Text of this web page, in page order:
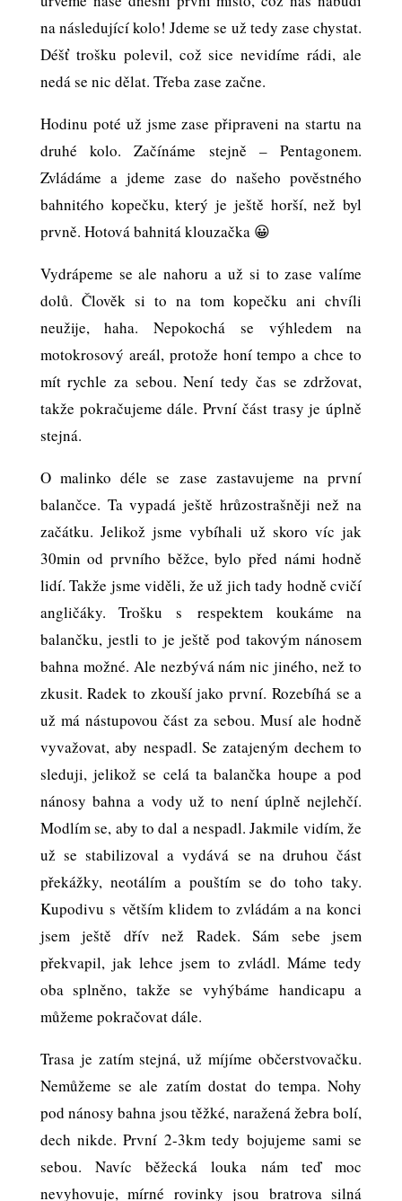
na následující kolo! Jdeme se už tedy zase chystat.
Déšť trošku polevil, což sice nevidíme rádi, ale
nedá se nic dělat. Třeba zase začne.
Hodinu poté už jsme zase připraveni na startu na
druhé kolo. Začínáme stejně – Pentagonem.
Zvládáme a jdeme zase do našeho pověstného
bahnitého kopečku, který je ještě horší, než byl
prvně. Hotová bahnitá klouzačka 😀
Vydrápeme se ale nahoru a už si to zase valíme
dolů. Člověk si to na tom kopečku ani chvíli
neužije, haha. Nepokochá se výhledem na
motokrosový areál, protože honí tempo a chce to
mít rychle za sebou. Není tedy čas se zdržovat,
takže pokračujeme dále. První část trasy je úplně
stejná.
O malinko déle se zase zastavujeme na první
balančce. Ta vypadá ještě hrůzostrašněji než na
začátku. Jelikož jsme vybíhali už skoro víc jak
30min od prvního běžce, bylo před námi hodně
lidí. Takže jsme viděli, že už jich tady hodně cvičí
angličáky. Trošku s respektem koukáme na
balančku, jestli to je ještě pod takovým nánosem
bahna možné. Ale nezbývá nám nic jiného, než to
zkusit. Radek to zkouší jako první. Rozebíhá se a
už má nástupovou část za sebou. Musí ale hodně
vyvažovat, aby nespadl. Se zatajeným dechem to
sleduji, jelikož se celá ta balančka houpe a pod
nánosy bahna a vody už to není úplně nejlehčí.
Modlím se, aby to dal a nespadl. Jakmile vidím, že
už se stabilizoval a vydává se na druhou část
překážky, neotálím a pouštím se do toho taky.
Kupodivu s větším klidem to zvládám a na konci
jsem ještě dřív než Radek. Sám sebe jsem
překvapil, jak lehce jsem to zvládl. Máme tedy
oba splněno, takže se vyhýbáme handicapu a
můžeme pokračovat dále.
Trasa je zatím stejná, už míjíme občerstvovačku.
Nemůžeme se ale zatím dostat do tempa. Nohy
pod nánosy bahna jsou těžké, naražená žebra bolí,
dech nikde. První 2-3km tedy bojujeme sami se
sebou. Navíc běžecká louka nám teď moc
nevyhovuje, mírné rovinky jsou bratrova silná